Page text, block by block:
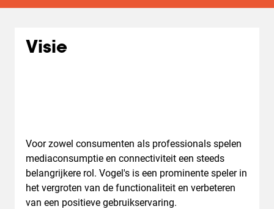
Visie
Voor zowel consumenten als professionals spelen
mediaconsumptie en connectiviteit een steeds
belangrijkere rol. Vogel's is een prominente speler in
het vergroten van de functionaliteit en verbeteren
van een positieve gebruikservaring.